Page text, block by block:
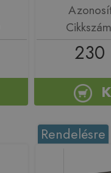
230
Rendelésre